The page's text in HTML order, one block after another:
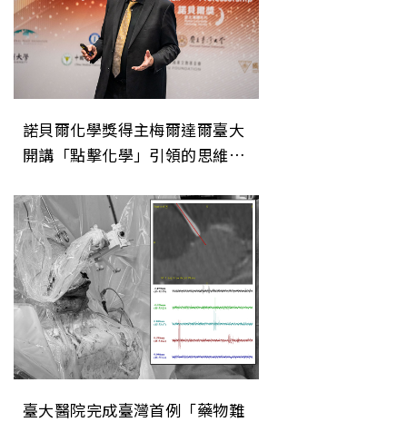
諾貝爾化學獎得主梅爾達爾臺大
開講「點擊化學」引領的思維革
臺大醫院完成臺灣首例「藥物難